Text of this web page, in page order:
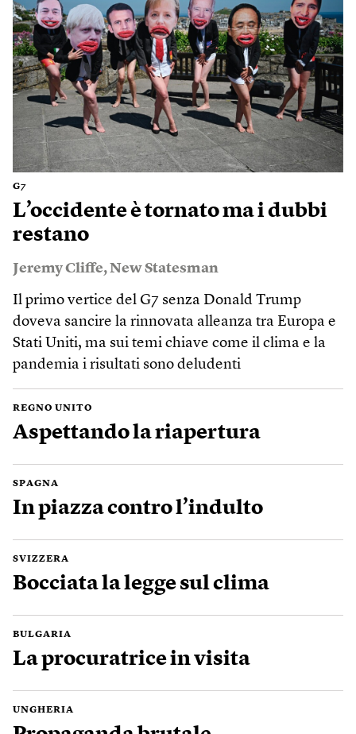
G7
L’occidente è tornato ma i dubbi
restano
Jeremy Cliffe,New Statesman
Il primo vertice del G7 senza Donald Trump
doveva sancire la rinnovata alleanza tra Europa e
Stati Uniti, ma sui temi chiave come il clima e la
pandemia i risultati sono deludenti
REGNO UNITO
Aspettando la riapertura
SPAGNA
In piazza contro l’indulto
SVIZZERA
Bocciata la legge sul clima
BULGARIA
La procuratrice in visita
UNGHERIA